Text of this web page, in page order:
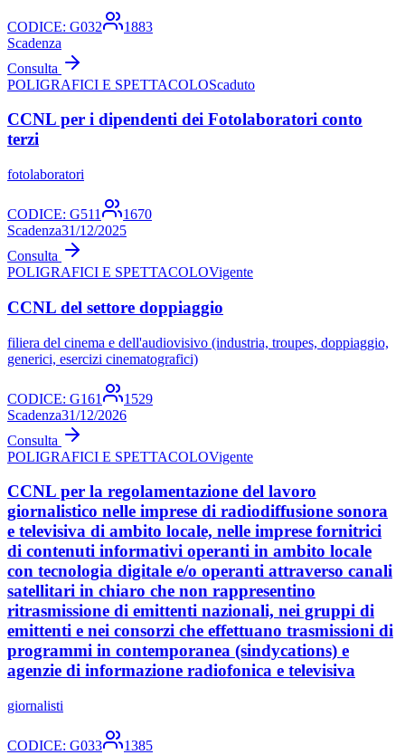
CODICE: G032
1883
Scadenza
Consulta
POLIGRAFICI E SPETTACOLOScaduto
CCNL per i dipendenti dei Fotolaboratori conto
terzi
fotolaboratori
CODICE: G511
1670
Scadenza31/12/2025
Consulta
POLIGRAFICI E SPETTACOLOVigente
CCNL del settore doppiaggio
filiera del cinema e dell'audiovisivo (industria, troupes, doppiaggio,
generici, esercizi cinematografici)
CODICE: G161
1529
Scadenza31/12/2026
Consulta
POLIGRAFICI E SPETTACOLOVigente
CCNL per la regolamentazione del lavoro
giornalistico nelle imprese di radiodiffusione sonora
e televisiva di ambito locale, nelle imprese fornitrici
di contenuti informativi operanti in ambito locale
con tecnologia digitale e/o operanti attraverso canali
satellitari in chiaro che non rappresentino
ritrasmissione di emittenti nazionali, nei gruppi di
emittenti e nei consorzi che effettuano trasmissioni di
programmi in contemporanea (sindycations) e
agenzie di informazione radiofonica e televisiva
giornalisti
CODICE: G033
1385